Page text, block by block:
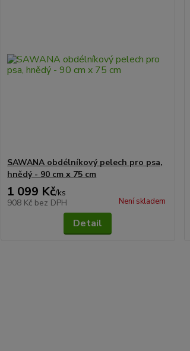
SAWANA obdélníkový pelech pro psa,
hnědý - 90 cm x 75 cm
1 099 Kč/ks
908 Kč bez DPH Není skladem
Detail